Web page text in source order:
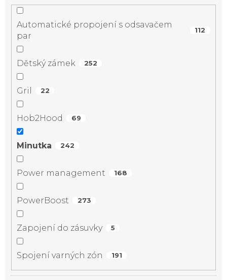
Automatické propojení s odsavačem
par
112
Dětský zámek 252
Gril 22
Hob2Hood 69
Minutka 242
Power management 168
PowerBoost 273
Zapojení do zásuvky 5
Spojení varných zón 191